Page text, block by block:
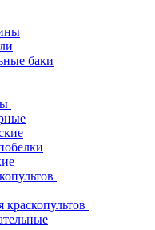
баки
краскопультов